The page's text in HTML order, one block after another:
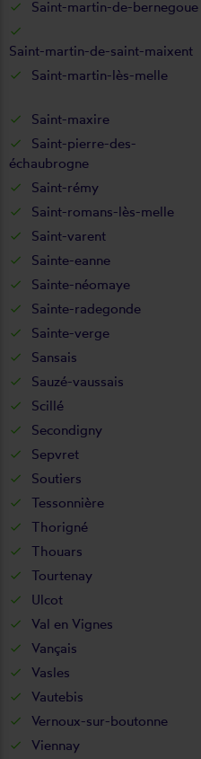
Saint-martin-de-bernegoue
Saint-martin-de-saint-maixent
Saint-martin-lès-melle
Saint-maxire
Saint-pierre-des-
échaubrogne
Saint-rémy
Saint-romans-lès-melle
Saint-varent
Sainte-eanne
Sainte-néomaye
Sainte-radegonde
Sainte-verge
Sansais
Sauzé-vaussais
Scillé
Secondigny
Sepvret
Soutiers
Tessonnière
Thorigné
Thouars
Tourtenay
Ulcot
Val en Vignes
Vançais
Vasles
Vautebis
Vernoux-sur-boutonne
Viennay